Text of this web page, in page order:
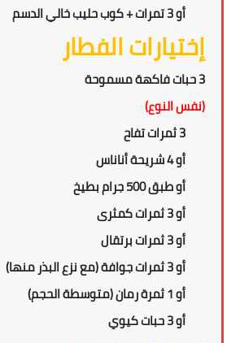
أو 3 تمرات + كوب حليب خالي الدسم
إختيارات الفطار
3 حبات فاكهة مسموحة
(نفس النوع)
3 ثمرات تفاح
أو 4 شريحة أناناس
أو طبق 500 جرام بطيخ
أو 3 ثمرات كمثرى
أو 3 ثمرات برتقال
أو 3 ثمرات جوافة (مع نزع البذر منها)
أو 1 ثمرة رمان (متوسطة الحجم)
أو 3 حبات كيوي